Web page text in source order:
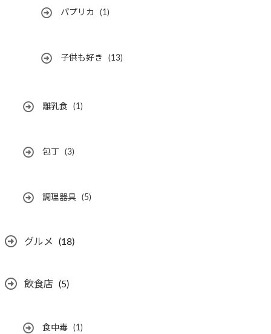
パプリカ (1)
子供も好き (13)
離乳食 (1)
包丁 (3)
調理器具 (5)
グルメ (18)
飲食店 (5)
食中毒 (1)